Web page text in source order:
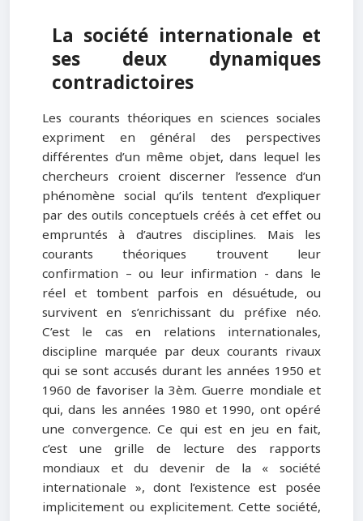
La société internationale et
ses deux dynamiques
contradictoires
Les courants théoriques en sciences sociales
expriment en général des perspectives
différentes d’un même objet, dans lequel les
chercheurs croient discerner l’essence d’un
phénomène social qu’ils tentent d’expliquer
par des outils conceptuels créés à cet effet ou
empruntés à d’autres disciplines. Mais les
courants théoriques trouvent leur
confirmation – ou leur infirmation - dans le
réel et tombent parfois en désuétude, ou
survivent en s’enrichissant du préfixe néo.
C’est le cas en relations internationales,
discipline marquée par deux courants rivaux
qui se sont accusés durant les années 1950 et
1960 de favoriser la 3èm. Guerre mondiale et
qui, dans les années 1980 et 1990, ont opéré
une convergence. Ce qui est en jeu en fait,
c’est une grille de lecture des rapports
mondiaux et du devenir de la « société
internationale », dont l’existence est posée
implicitement ou explicitement. Cette société,